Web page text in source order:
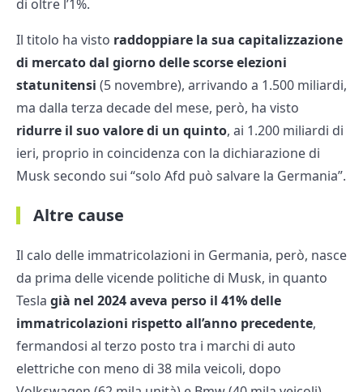
di oltre l’1%.
Il titolo ha visto raddoppiare la sua capitalizzazione
di mercato dal giorno delle scorse elezioni
statunitensi (5 novembre), arrivando a 1.500 miliardi,
ma dalla terza decade del mese, però, ha visto
ridurre il suo valore di un quinto, ai 1.200 miliardi di
ieri, proprio in coincidenza con la dichiarazione di
Musk secondo sui “solo Afd può salvare la Germania”.
Altre cause
Il calo delle immatricolazioni in Germania, però, nasce
da prima delle vicende politiche di Musk, in quanto
Tesla già nel 2024 aveva perso il 41% delle
immatricolazioni rispetto all’anno precedente,
fermandosi al terzo posto tra i marchi di auto
elettriche con meno di 38 mila veicoli, dopo